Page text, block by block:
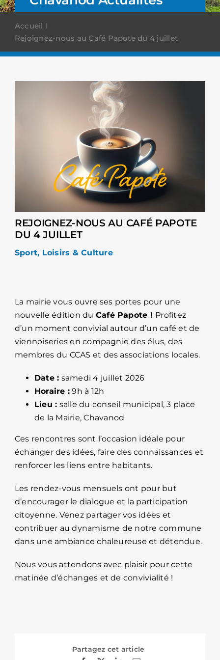
Accueil
Rejoignez-nous au Café Papote du 4 juillet
REJOIGNEZ-NOUS AU CAFÉ PAPOTE
DU 4 JUILLET
Sport, Loisirs & Culture
La mairie vous ouvre ses portes pour une
nouvelle édition du Café Papote ! Profitez
d’un moment convivial autour d’un café et de
viennoiseries en compagnie des élus, des
membres du CCAS et des associations locales.
Date : samedi 4 juillet 2026
Horaire : 9h à 12h
Lieu : salle du conseil municipal, 3 place
de la Mairie, Chavanod
Ces rencontres sont l’occasion idéale pour
échanger des idées, faire des connaissances et
renforcer les liens entre habitants.
Les rendez-vous mensuels ont pour but
d’encourager le dialogue et la participation
citoyenne. Venez partager vos idées et
contribuer au dynamisme de notre commune
dans une ambiance chaleureuse et détendue.
Nous vous attendons avec plaisir pour cette
matinée d’échanges et de convivialité !
Partagez cet article